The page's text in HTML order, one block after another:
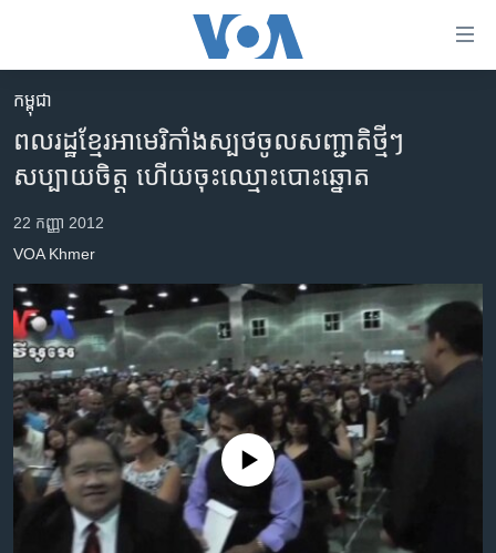
គេហទំព័រ​
ទាក់ទង
រំលង​
និង​
ទៅ​​
ទំព័រ​
ព័ត៌មាន​​
តែ​
ម្តង
និង​
ចូល​
ទៅ​
ទំព័រ​
រចនា
កម្ពុជា
អន្តរជាតិ
អាមេរិក
កម្ពុជាច្នៃប្រតិដ្ឋ
ព្រឹត្តិការណ៍ព័ត៌មាន
ទូរទស្សន៍ / វីដេអូ​
វិទ្យុ / ផតខាសថ៍
កម្មវិធីទាំងអស់
Khmer English
កម្ពុជា
ពលរដ្ឋ​ខ្មែរអាមេរិកាំង​ស្បថ​ចូល​សញ្ជាតិ​ថ្មីៗ​
សប្បាយ​ចិត្ត ​ហើយ​ចុះ​ឈ្មោះ​បោះឆ្នោត
22 កញ្ញា 2012
VOA Khmer
No media source currently available